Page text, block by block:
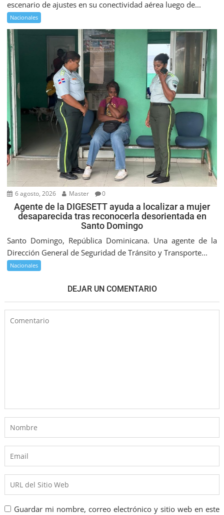
escenario de ajustes en su conectividad aérea luego de...
Nacionales
6 agosto, 2026 Master 0
Agente de la DIGESETT ayuda a localizar a mujer
desaparecida tras reconocerla desorientada en
Santo Domingo
Santo Domingo, República Dominicana. Una agente de la
Dirección General de Seguridad de Tránsito y Transporte...
Nacionales
DEJAR UN COMENTARIO
Guardar mi nombre, correo electrónico y sitio web en este